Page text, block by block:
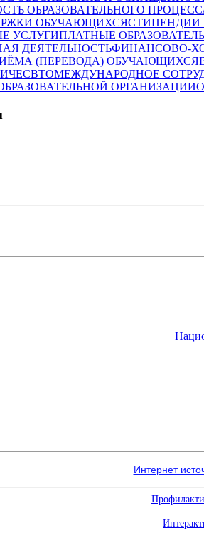
ОБРАЗОВАТЕЛЬНОГО
СТИПЕНДИИ
ПЛАТНЫЕ
ФИНАНСОВО-
МЕЖДУНАРОДНОЕ
Интернет